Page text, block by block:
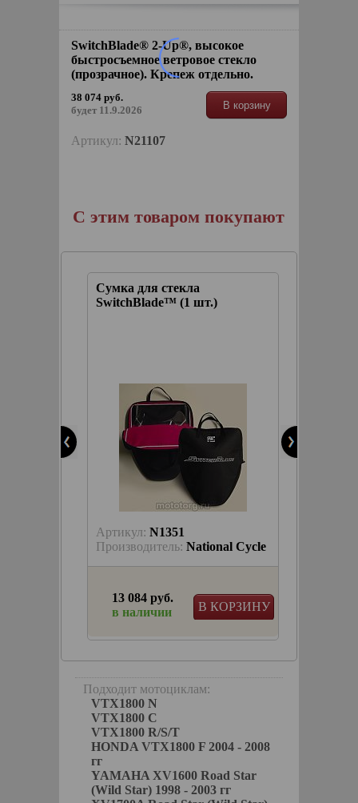
SwitchBlade® 2-Up®, высокое
быстросъемное ветровое стекло
(прозрачное). Крепеж отдельно.
38 074 руб.
будет 11.9.2026
В корзину
Артикул: N21107
С этим товаром покупают
Сумка для стекла
SwitchBlade™ (1 шт.)
Артикул: N1351
Производитель: National Cycle
В КОРЗИНУ
13 084 руб.
в наличии
Подходит мотоциклам:
VTX1800 N
VTX1800 C
VTX1800 R/S/T
HONDA VTX1800 F 2004 - 2008
гг
YAMAHA XV1600 Road Star
(Wild Star) 1998 - 2003 гг